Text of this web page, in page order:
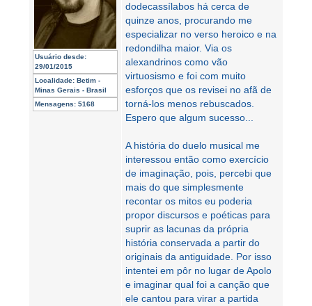
Usuário desde:
29/01/2015
Localidade: Betim -
Minas Gerais - Brasil
Mensagens: 5168
dodecassílabos há cerca de
quinze anos, procurando me
especializar no verso heroico e na
redondilha maior. Via os
alexandrinos como vão
virtuosismo e foi com muito
esforços que os revisei no afã de
torná-los menos rebuscados.
Espero que algum sucesso...
A história do duelo musical me
interessou então como exercício
de imaginação, pois, percebi que
mais do que simplesmente
recontar os mitos eu poderia
propor discursos e poéticas para
suprir as lacunas da própria
história conservada a partir do
originais da antiguidade. Por isso
intentei em pôr no lugar de Apolo
e imaginar qual foi a canção que
ele cantou para virar a partida